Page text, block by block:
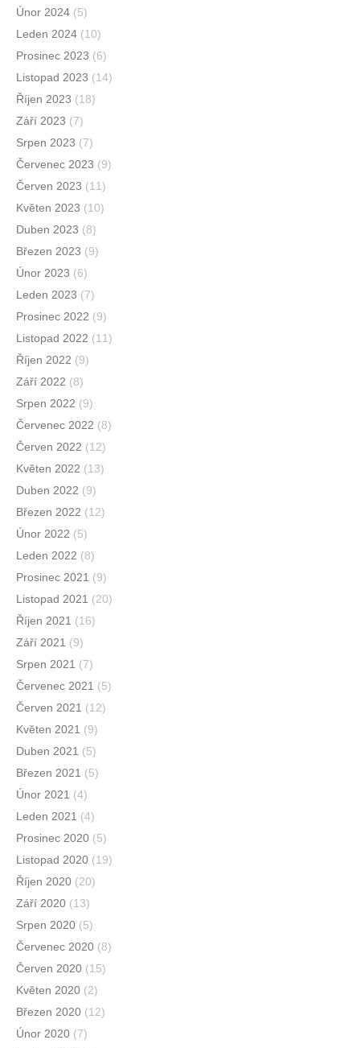
Únor 2024 (5)
Leden 2024 (10)
Prosinec 2023 (6)
Listopad 2023 (14)
Říjen 2023 (18)
Září 2023 (7)
Srpen 2023 (7)
Červenec 2023 (9)
Červen 2023 (11)
Květen 2023 (10)
Duben 2023 (8)
Březen 2023 (9)
Únor 2023 (6)
Leden 2023 (7)
Prosinec 2022 (9)
Listopad 2022 (11)
Říjen 2022 (9)
Září 2022 (8)
Srpen 2022 (9)
Červenec 2022 (8)
Červen 2022 (12)
Květen 2022 (13)
Duben 2022 (9)
Březen 2022 (12)
Únor 2022 (5)
Leden 2022 (8)
Prosinec 2021 (9)
Listopad 2021 (20)
Říjen 2021 (16)
Září 2021 (9)
Srpen 2021 (7)
Červenec 2021 (5)
Červen 2021 (12)
Květen 2021 (9)
Duben 2021 (5)
Březen 2021 (5)
Únor 2021 (4)
Leden 2021 (4)
Prosinec 2020 (5)
Listopad 2020 (19)
Říjen 2020 (20)
Září 2020 (13)
Srpen 2020 (5)
Červenec 2020 (8)
Červen 2020 (15)
Květen 2020 (2)
Březen 2020 (12)
Únor 2020 (7)